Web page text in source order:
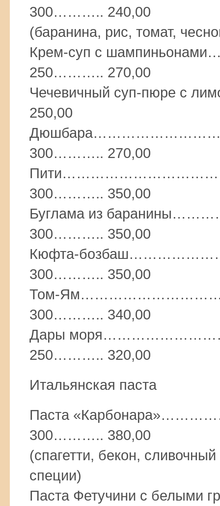
300……….. 240,00
(баранина, рис, томат,
Крем-суп с
250……….. 270,00
Чечевичный суп-пюре с
250,00
300……….. 270,00
300……….. 350,00
Буглама из
300……….. 350,00
Кюфта-
300……….. 350,00
Том-
300……….. 340,00
Дары
250……….. 320,00
Итальянская паста
Паста
300……….. 380,00
(спагетти, бекон,
специи)
Паста Фетучини с